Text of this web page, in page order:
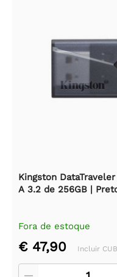
Kingston
A 3.2 de 256GB |
Fora de estoque
€ 47,90 Incluir